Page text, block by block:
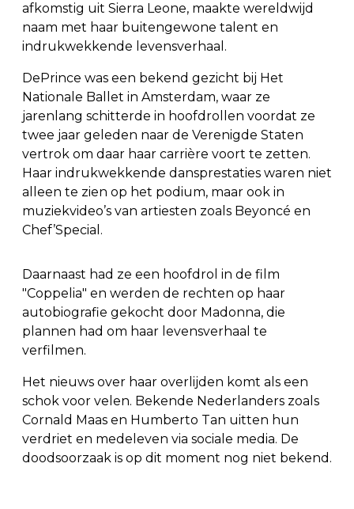
afkomstig uit Sierra Leone, maakte wereldwijd
naam met haar buitengewone talent en
indrukwekkende levensverhaal.
DePrince was een bekend gezicht bij Het
Nationale Ballet in Amsterdam, waar ze
jarenlang schitterde in hoofdrollen voordat ze
twee jaar geleden naar de Verenigde Staten
vertrok om daar haar carrière voort te zetten.
Haar indrukwekkende dansprestaties waren niet
alleen te zien op het podium, maar ook in
muziekvideo’s van artiesten zoals Beyoncé en
Chef’Special.
Daarnaast had ze een hoofdrol in de film
"Coppelia" en werden de rechten op haar
autobiografie gekocht door Madonna, die
plannen had om haar levensverhaal te
verfilmen.
Het nieuws over haar overlijden komt als een
schok voor velen. Bekende Nederlanders zoals
Cornald Maas en Humberto Tan uitten hun
verdriet en medeleven via sociale media. De
doodsoorzaak is op dit moment nog niet bekend.